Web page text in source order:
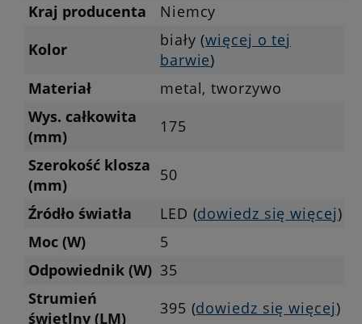
Kraj producenta
Niemcy
Kolor
biały (więcej o tej
barwie)
Materiał
metal, tworzywo
Wys. całkowita
(mm)
175
Szerokość klosza
(mm)
50
Źródło światła
LED (dowiedz się więcej)
Moc (W)
5
Odpowiednik (W) 35
Strumień
świetlny (LM)
395 (dowiedz się więcej)